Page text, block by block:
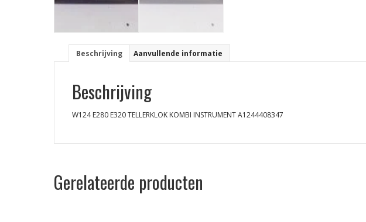
Beschrijving Aanvullende informatie
Beschrijving
W124 E280 E320 TELLERKLOK KOMBI INSTRUMENT A1244408347
Gerelateerde producten